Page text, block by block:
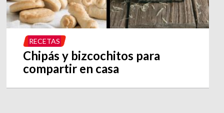
RECETAS
Chipás y bizcochitos para
compartir en casa